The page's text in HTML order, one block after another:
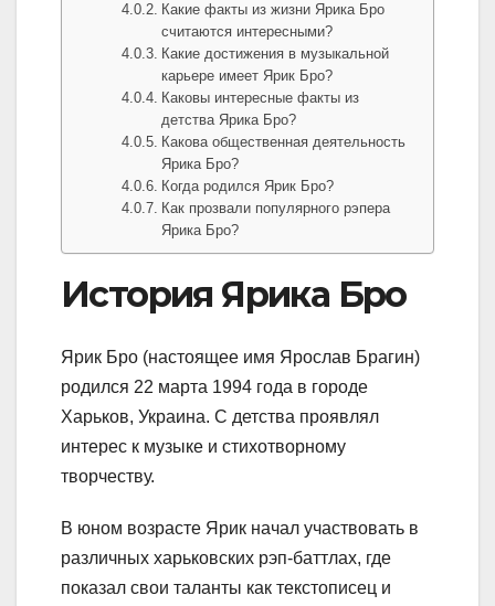
Какие факты из жизни Ярика Бро
считаются интересными?
Какие достижения в музыкальной
карьере имеет Ярик Бро?
Каковы интересные факты из
детства Ярика Бро?
Какова общественная деятельность
Ярика Бро?
Когда родился Ярик Бро?
Как прозвали популярного рэпера
Ярика Бро?
История Ярика Бро
Ярик Бро (настоящее имя Ярослав Брагин)
родился 22 марта 1994 года в городе
Харьков, Украина. С детства проявлял
интерес к музыке и стихотворному
творчеству.
В юном возрасте Ярик начал участвовать в
различных харьковских рэп-баттлах, где
показал свои таланты как текстописец и